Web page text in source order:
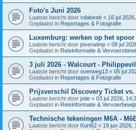
Foto's Juni 2026
Laatste bericht door vdabeeb « 16 jul
Geplaatst in Reportages & Fotografie
Luxemburg: werken op het spoor
Laatste bericht door joverwimp « 08 jul
Geplaatst in Reisinformatie &
3 juli 2026 - Walcourt -
Laatste bericht door overweg13 « 05 jul
Geplaatst in Reportages & Fotografie
Prijsverschil Discovery Ticket
Laatste bericht door jotie « 03 jul 2026,
Geplaatst in Reisinformatie &
Technische tekeningen M6A -
Laatste bericht door Kurt62 « 19 jun 2026,